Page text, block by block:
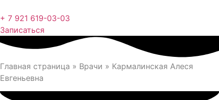
+ 7 921 619-03-03
Записаться
Главная страница » Врачи » Кармалинская Алеся
Евгеньевна